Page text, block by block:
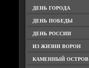
ДЕНЬ ГОРОДА
ДЕНЬ ПОБЕДЫ
ДЕНЬ РОССИИ
ИЗ ЖИЗНИ ВОРОН
КАМЕННЫЙ ОСТРОВ